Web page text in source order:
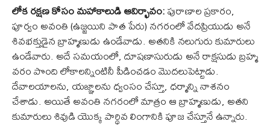
లోక రక్షణ కోసం మహాకాలుడి ఆవిర్భావం:పురాణాల ప్రకారం,
పూర్వం అవంతి (ఉజ్జయిని పాత పేరు) నగరంలో వేదప్రియుడు అనే
శివభక్తుడైన బ్రాహ్మణుడు ఉండేవాడు. అతనికి నలుగురు కుమారులు
ఉండేవారు. అదే సమయంలో, దూషణాసురుడు అనే రాక్షసుడు బ్రహ్మ
వరం పొంది లోకాలన్నింటినీ పీడించడం మొదలుపెట్టాడు.
దేవాలయాలను, యజ్ఞాలను ధ్వంసం చేస్తూ, ధర్మాన్ని నాశనం
చేశాడు. అయితే అవంతి నగరంలో మాత్రం ఆ బ్రాహ్మణుడు, అతని
కుమారులు శివుడి యొక్క పార్థివ లింగానికి పూజ చేస్తూనే ఉన్నారు.